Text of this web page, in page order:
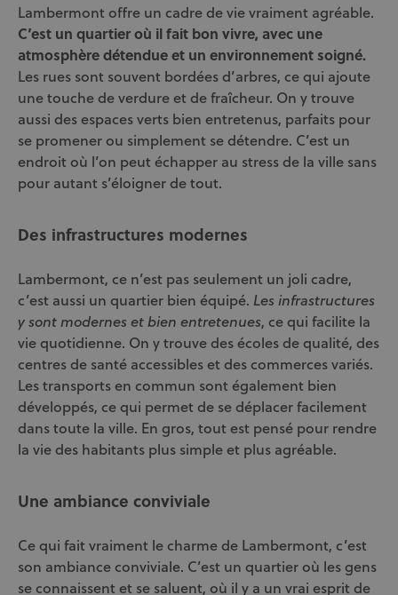
Lambermont offre un cadre de vie vraiment agréable.
C’est un quartier où il fait bon vivre, avec une
atmosphère détendue et un environnement soigné.
Les rues sont souvent bordées d’arbres, ce qui ajoute
une touche de verdure et de fraîcheur. On y trouve
aussi des espaces verts bien entretenus, parfaits pour
se promener ou simplement se détendre. C’est un
endroit où l’on peut échapper au stress de la ville sans
pour autant s’éloigner de tout.
Des infrastructures modernes
Lambermont, ce n’est pas seulement un joli cadre,
c’est aussi un quartier bien équipé. Les infrastructures
y sont modernes et bien entretenues, ce qui facilite la
vie quotidienne. On y trouve des écoles de qualité, des
centres de santé accessibles et des commerces variés.
Les transports en commun sont également bien
développés, ce qui permet de se déplacer facilement
dans toute la ville. En gros, tout est pensé pour rendre
la vie des habitants plus simple et plus agréable.
Une ambiance conviviale
Ce qui fait vraiment le charme de Lambermont, c’est
son ambiance conviviale. C’est un quartier où les gens
se connaissent et se saluent, où il y a un vrai esprit de